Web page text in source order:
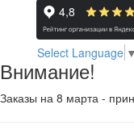
Select Language ▼
Внимание!
Заказы на 8 марта -